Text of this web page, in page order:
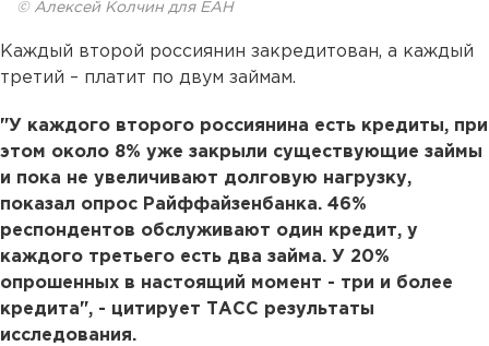
© Алексей Колчин для ЕАН
Каждый второй россиянин закредитован, а каждый
третий – платит по двум займам.
"У каждого второго россиянина есть кредиты, при
этом около 8% уже закрыли существующие займы
и пока не увеличивают долговую нагрузку,
показал опрос Райффайзенбанка. 46%
респондентов обслуживают один кредит, у
каждого третьего есть два займа. У 20%
опрошенных в настоящий момент - три и более
кредита", - цитирует ТАСС результаты
исследования.